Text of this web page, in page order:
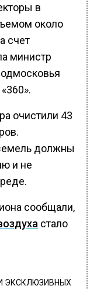
в
около
счет
министр
очистили 43
должны
и не
сообщали,
стало
ЭКСКЛЮЗИВНЫХ